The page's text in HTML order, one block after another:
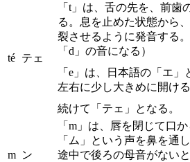
té テェ
「t」は、舌の先を、前歯
る。息を止めた状態から
裂させるように発音する
「d」の音になる）
「e」は、日本語の「エ
左右に少し大きめに開ける
続けて「テェ」となる。
m ン
「m」は、唇を閉じて口
「ム」という声を鼻を通
途中で後ろの母音がない